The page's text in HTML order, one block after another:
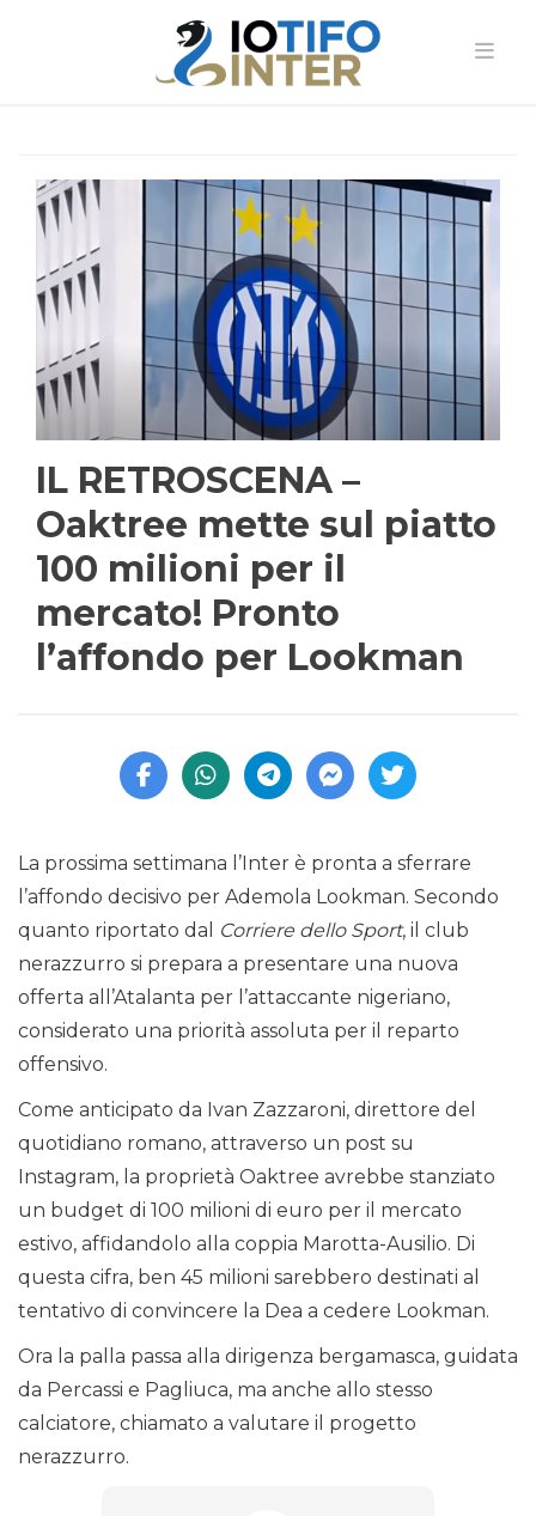
IL RETROSCENA –
Oaktree mette sul piatto
100 milioni per il
mercato! Pronto
l’affondo per Lookman
La prossima settimana l’Inter è pronta a sferrare
l’affondo decisivo per Ademola Lookman. Secondo
quanto riportato dal
Corriere dello Sport, il club
nerazzurro si prepara a presentare una nuova
offerta all’Atalanta per l’attaccante nigeriano,
considerato una priorità assoluta per il reparto
offensivo.
Come anticipato da Ivan Zazzaroni, direttore del
quotidiano romano, attraverso un post su
Instagram, la proprietà Oaktree avrebbe stanziato
un budget di 100 milioni di euro per il mercato
estivo, affidandolo alla coppia Marotta-Ausilio. Di
questa cifra, ben 45 milioni sarebbero destinati al
tentativo di convincere la Dea a cedere Lookman.
Ora la palla passa alla dirigenza bergamasca, guidata
da Percassi e Pagliuca, ma anche allo stesso
calciatore, chiamato a valutare il progetto
nerazzurro.